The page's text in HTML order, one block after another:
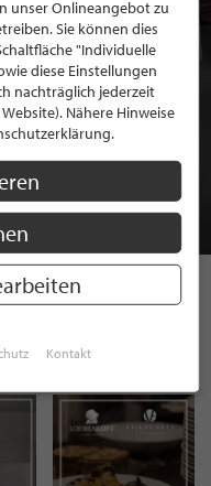
EINE GRATIS
unser Onlineangebot zu
Sie können dies
"Individuelle
diese Einstellungen
nachträglich jederzeit
Nähere Hinweise
Kontakt